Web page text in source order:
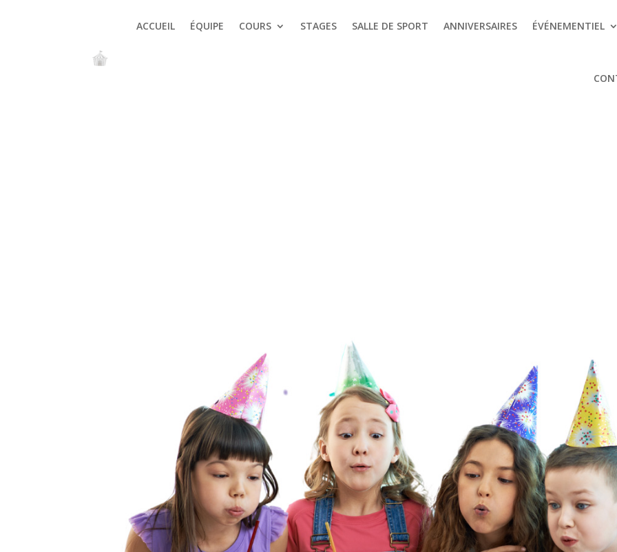
ACCUEIL ÉQUIPE COURS STAGES SALLE DE SPORT ANNIVERSAIRES ÉVÉNEMENTIEL